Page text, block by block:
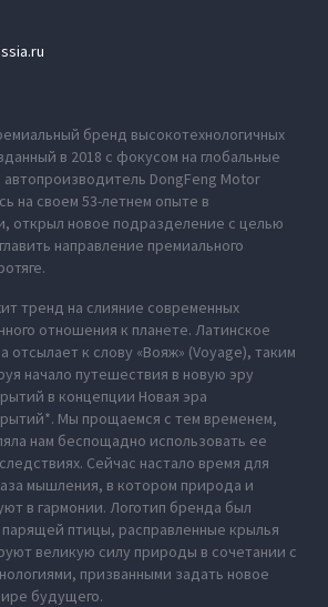
бренд высокотехнологичных
в 2018 с фокусом на глобальные
DongFeng Motor
на своем 53-летнем опыте в
открыл новое подразделение с целью
направление премиального
тренд на слияние современных
отношения к планете. Латинское
отсылает к слову «Вояж» (Voyage), таким
начало путешествия в новую эру
в концепции Новая эра
Мы прощаемся с тем временем,
нам беспощадно использовать ее
Сейчас настало время для
мышления, в котором природа и
в гармонии. Логотип бренда был
птицы, расправленные крылья
великую силу природы в сочетании с
призванными задать новое
будущего.